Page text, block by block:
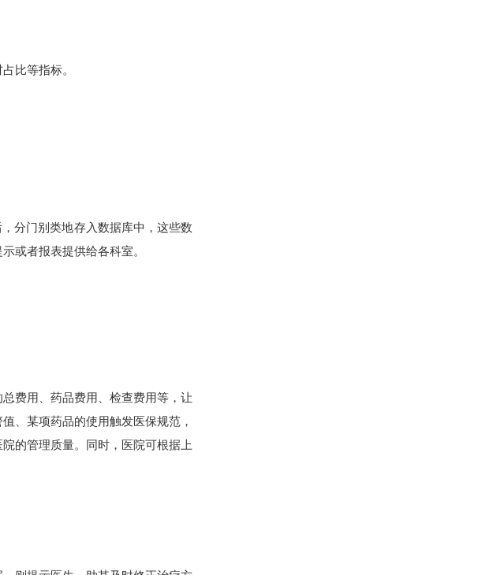
比等指标。
分门别类地存入数据库中，这些数
或者报表提供给各科室。
费用、药品费用、检查费用等，让
、某项药品的使用触发医保规范，
的管理质量。同时，医院可根据上